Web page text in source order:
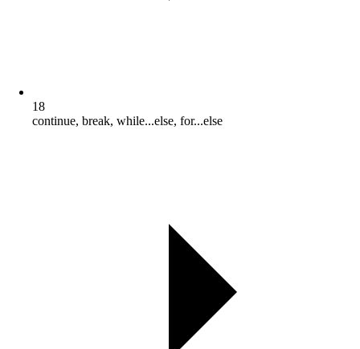
18
continue, break, while...else, for...else